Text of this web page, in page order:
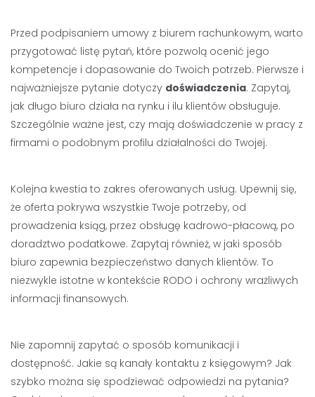
Przed podpisaniem umowy z biurem rachunkowym, warto
przygotować listę pytań, które pozwolą ocenić jego
kompetencje i dopasowanie do Twoich potrzeb. Pierwsze i
najważniejsze pytanie dotyczy doświadczenia. Zapytaj,
jak długo biuro działa na rynku i ilu klientów obsługuje.
Szczególnie ważne jest, czy mają doświadczenie w pracy z
firmami o podobnym profilu działalności do Twojej.
Kolejna kwestia to zakres oferowanych usług. Upewnij się,
że oferta pokrywa wszystkie Twoje potrzeby, od
prowadzenia ksiąg, przez obsługę kadrowo-płacową, po
doradztwo podatkowe. Zapytaj również, w jaki sposób
biuro zapewnia bezpieczeństwo danych klientów. To
niezwykle istotne w kontekście RODO i ochrony wrażliwych
informacji finansowych.
Nie zapomnij zapytać o sposób komunikacji i
dostępność. Jakie są kanały kontaktu z księgowym? Jak
szybko można się spodziewać odpowiedzi na pytania?